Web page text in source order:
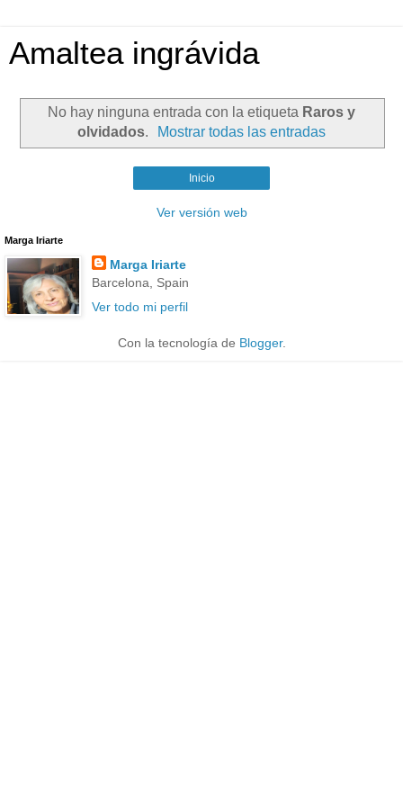
Amaltea ingrávida
No hay ninguna entrada con la etiqueta Raros y
olvidados. Mostrar todas las entradas
Inicio
Ver versión web
Marga Iriarte
Marga Iriarte
Barcelona, Spain
Ver todo mi perfil
Con la tecnología de Blogger.